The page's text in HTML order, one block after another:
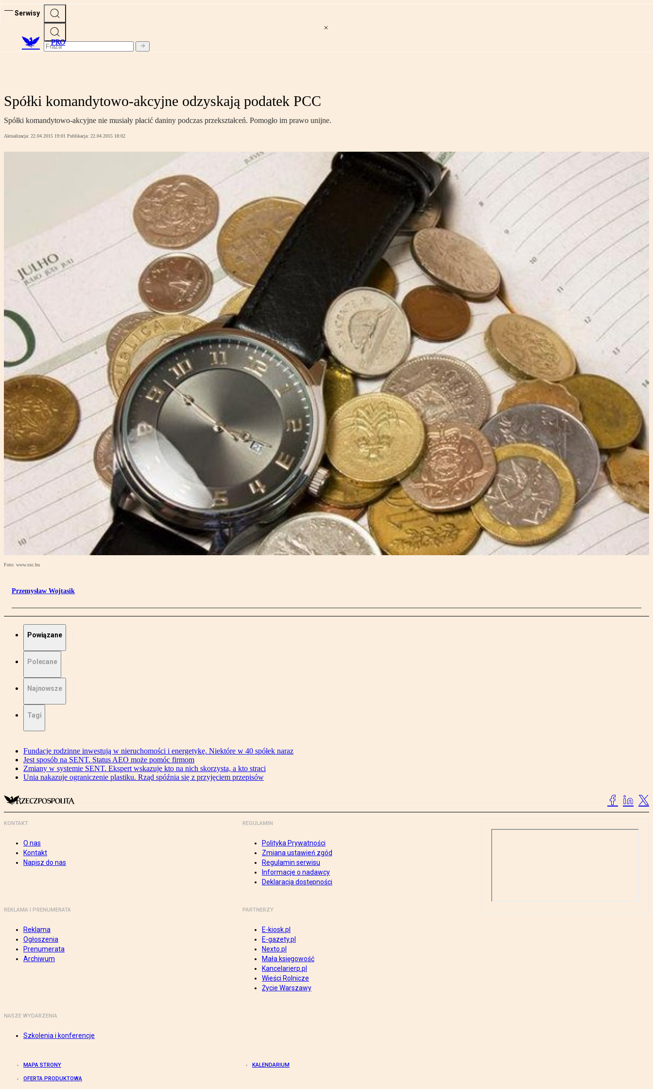
Serwisy
PRO
Spółki komandytowo-akcyjne odzyskają podatek PCC
Spółki komandytowo-akcyjne nie musiały płacić daniny podczas przekształceń. Pomogło im prawo unijne.
Aktualizacja: 22.04.2015 19:01 Publikacja: 22.04.2015 18:02
Foto: www.sxc.hu
Przemysław Wojtasik
Powiązane
Polecane
Najnowsze
Tagi
Fundacje rodzinne inwestują w nieruchomości i energetykę. Niektóre w 40 spółek naraz
Jest sposób na SENT. Status AEO może pomóc firmom
Zmiany w systemie SENT. Ekspert wskazuje kto na nich skorzysta, a kto straci
Unia nakazuje ograniczenie plastiku. Rząd spóźnia się z przyjęciem przepisów
KONTAKT
O nas
Kontakt
Napisz do nas
REGULAMIN
Polityka Prywatności
Zmiana ustawień zgód
Regulamin serwisu
Informacje o nadawcy
Deklaracja dostępności
REKLAMA I PRENUMERATA
Reklama
Ogłoszenia
Prenumerata
Archiwum
PARTNERZY
E-kiosk.pl
E-gazety.pl
Nexto.pl
Mała księgowość
Kancelarierp.pl
Wieści Rolnicze
Życie Warszawy
NASZE WYDARZENIA
Szkolenia i konferencje
MAPA STRONY KALENDARIUM
OFERTA PRODUKTOWA